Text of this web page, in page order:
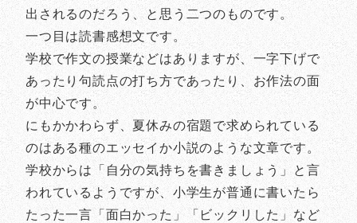
出されるのだろう、と思う二つのものです。
一つ目は読書感想文です。
学校で作文の授業などはありますが、一字下げで
あったり句読点の打ち方であったり、お作法の面
が中心です。
にもかかわらず、夏休みの宿題で求められている
のはある種のエッセイか小説のような文章です。
学校からは「自分の気持ちを書きましょう」と言
われているようですが、小学生が普通に書いたら
たった一言「面白かった」「ビックリした」など